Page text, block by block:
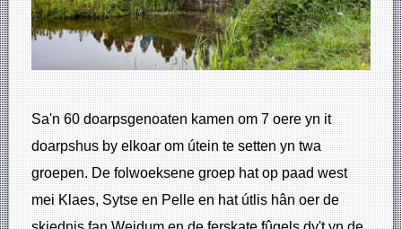
Sa'n 60 doarpsgenoaten kamen om 7 oere yn it
doarpshus by elkoar om útein te setten yn twa
groepen. De folwoeksene groep hat op paad west
mei Klaes, Sytse en Pelle en hat útlis hân oer de